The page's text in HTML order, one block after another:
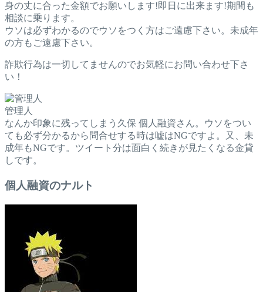
身の丈に合った金額でお願いします!即日に出来ます!期間も
相談に乗ります。
ウソは必ずわかるのでウソをつく方はご遠慮下さい。未成年
の方もご遠慮下さい。
詐欺行為は一切してませんのでお気軽にお問い合わせ下さ
い！
管理人
なんか印象に残ってしまう久保 個人融資さん。ウソをつい
ても必ず分かるから問合せする時は嘘はNGですよ。又、未
成年もNGです。ツイート分は面白く続きが見たくなる金貸
しです。
個人融資のナルト